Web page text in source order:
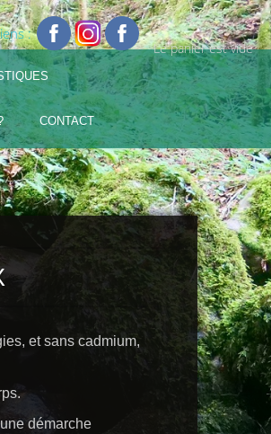
:
Le panier est vide
CONTACT
et sans cadmium,
démarche